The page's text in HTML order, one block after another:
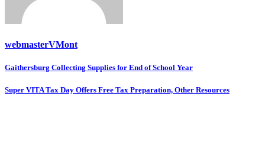
webmasterVMont
Post
navigation
Gaithersburg Collecting Supplies for End of School Year
Super VITA Tax Day Offers Free Tax Preparation, Other Resources